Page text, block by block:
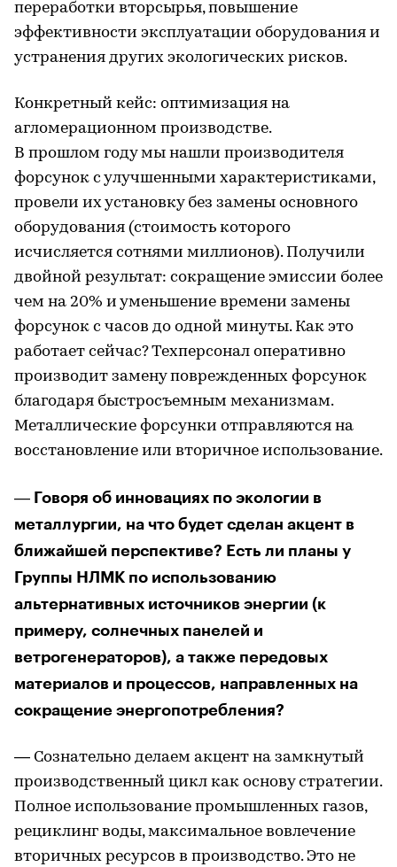
переработки вторсырья, повышение
эффективности эксплуатации оборудования и
устранения других экологических рисков.
Конкретный кейс: оптимизация на
агломерационном производстве.
В прошлом году мы нашли производителя
форсунок с улучшенными характеристиками,
провели их установку без замены основного
оборудования (стоимость которого
исчисляется сотнями миллионов). Получили
двойной результат: сокращение эмиссии более
чем на 20% и уменьшение времени замены
форсунок с часов до одной минуты. Как это
работает сейчас? Техперсонал оперативно
производит замену поврежденных форсунок
благодаря быстросъемным механизмам.
Металлические форсунки отправляются на
восстановление или вторичное использование.
― Говоря об инновациях по экологии в
металлургии, на что будет сделан акцент в
ближайшей перспективе? Есть ли планы у
Группы НЛМК по использованию
альтернативных источников энергии (к
примеру, солнечных панелей и
ветрогенераторов), а также передовых
материалов и процессов, направленных на
сокращение энергопотребления?
― Сознательно делаем акцент на замкнутый
производственный цикл как основу стратегии.
Полное использование промышленных газов,
рециклинг воды, максимальное вовлечение
вторичных ресурсов в производство. Это не